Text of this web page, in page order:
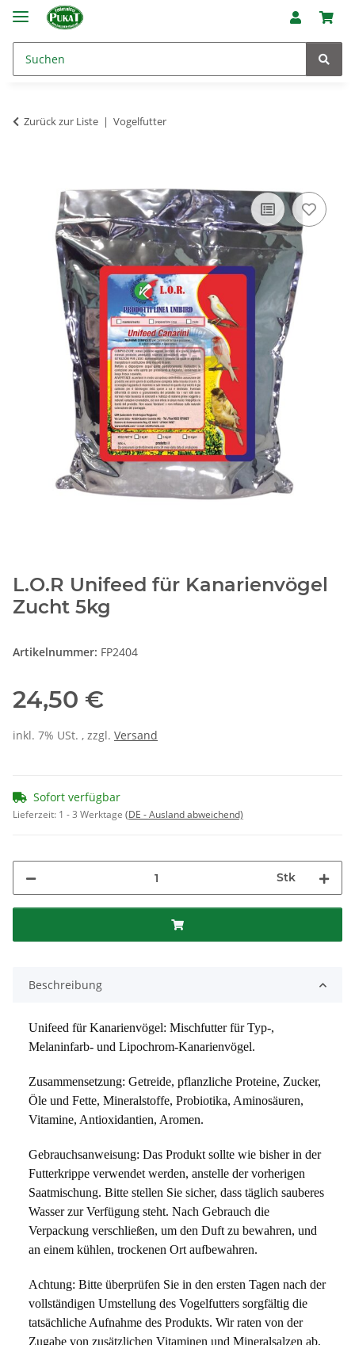
Zurück zur Liste Vogelfutter
L.O.R Unifeed für Kanarienvögel
Zucht 5kg
Artikelnummer: FP2404
24,50 €
inkl. 7% USt. , zzgl. Versand
Sofort verfügbar
Lieferzeit: 1 - 3 Werktage (DE - Ausland abweichend)
Stk
Beschreibung
Unifeed für Kanarienvögel: Mischfutter für Typ-,
Melaninfarb- und Lipochrom-Kanarienvögel.
Zusammensetzung: Getreide, pflanzliche Proteine, Zucker,
Öle und Fette, Mineralstoffe, Probiotika, Aminosäuren,
Vitamine, Antioxidantien, Aromen.
Gebrauchsanweisung: Das Produkt sollte wie bisher in der
Futterkrippe verwendet werden, anstelle der vorherigen
Saatmischung. Bitte stellen Sie sicher, dass täglich sauberes
Wasser zur Verfügung steht. Nach Gebrauch die
Verpackung verschließen, um den Duft zu bewahren, und
an einem kühlen, trockenen Ort aufbewahren.
Achtung: Bitte überprüfen Sie in den ersten Tagen nach der
vollständigen Umstellung des Vogelfutters sorgfältig die
tatsächliche Aufnahme des Produkts. Wir raten von der
Zugabe von zusätzlichen Vitaminen und Mineralsalzen ab,